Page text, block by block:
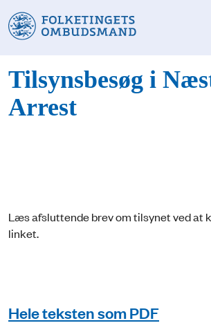
Tilsynsbesøg i
Arrest
Læs afsluttende brev om tilsynet ved at
linket.
Hele teksten som PDF